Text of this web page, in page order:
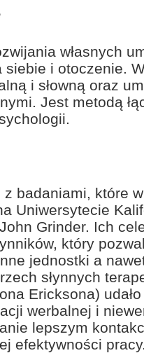
własnych
siebie i otoczenie.
i słowną oraz
Jest metodą
badaniami, które
Uniwersytecie
Grinder. Ich
który
jednostki a
słynnych
Ericksona)
werbalnej i
lepszym
efektywności